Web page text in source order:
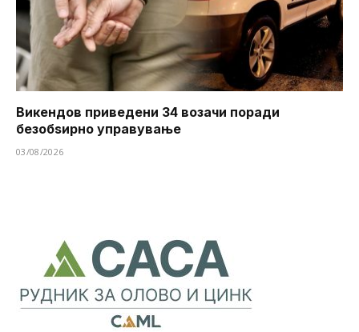
Викендов приведени 34 возачи поради
безобѕирно управување
03/08/2026